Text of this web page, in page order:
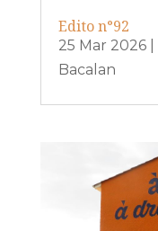
Edito n°92
25 Mar 2026|
Bacalan